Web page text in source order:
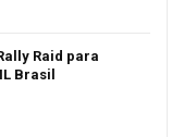
Raid para
Brasil